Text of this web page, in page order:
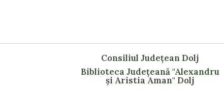
Consiliul Județean Dolj
Biblioteca Județeană "Alexandru
și Aristia Aman" Dolj